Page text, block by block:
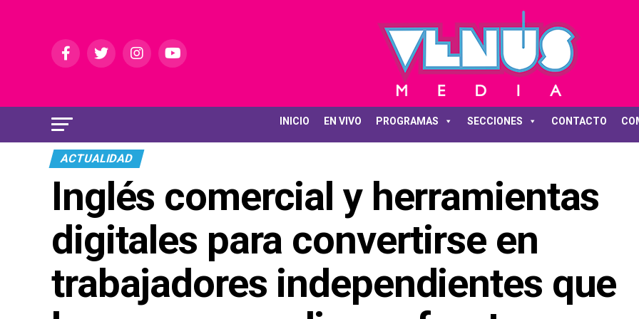
INICIO EN VIVO PROGRAMAS SECCIONES CONTACTO
ACTUALIDAD
Inglés comercial y herramientas
digitales para convertirse en
trabajadores independientes que